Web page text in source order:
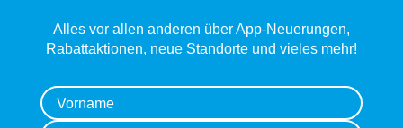
Alles vor allen anderen über App-Neuerungen,
Rabattaktionen, neue Standorte und vieles mehr!